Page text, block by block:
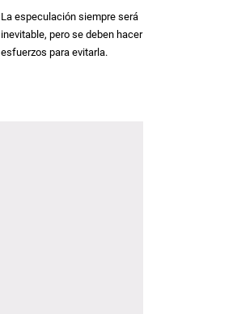
La especulación siempre será
inevitable, pero se deben hacer
esfuerzos para evitarla.